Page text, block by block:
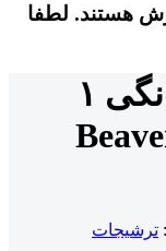
هستند. لطفا
ترشی فلفل بی ور خانگی ۱
ترشیجات